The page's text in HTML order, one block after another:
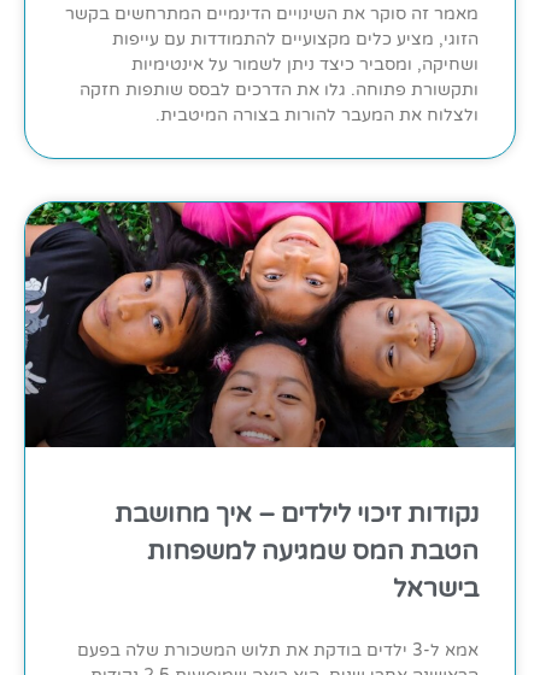
מאמר זה סוקר את השינויים הדינמיים המתרחשים בקשר
הזוגי, מציע כלים מקצועיים להתמודדות עם עייפות
ושחיקה, ומסביר כיצד ניתן לשמור על אינטימיות
ותקשורת פתוחה. גלו את הדרכים לבסס שותפות חזקה
ולצלוח את המעבר להורות בצורה המיטבית.
נקודות זיכוי לילדים – איך מחושבת
הטבת המס שמגיעה למשפחות
בישראל
אמא ל-3 ילדים בודקת את תלוש המשכורת שלה בפעם